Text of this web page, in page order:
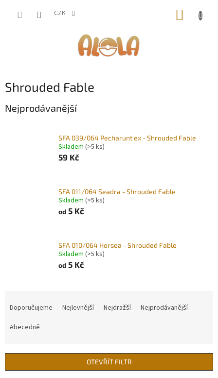
CZK
Shrouded Fable
Nejprodávanější
SFA 039/064 Pecharunt ex - Shrouded Fable
Skladem (>5 ks)
59 Kč
SFA 011/064 Seadra - Shrouded Fable
Skladem (>5 ks)
od 5 Kč
SFA 010/064 Horsea - Shrouded Fable
Skladem (>5 ks)
od 5 Kč
r
Doporučujeme Nejlevnější Nejdražší
Nejprodávanější
Abecedně
OTEVŘÍT FILTR